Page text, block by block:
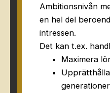
Ambitionsnivån
en hel del
intressen.
Det kan t.ex.
Maximera
generationer